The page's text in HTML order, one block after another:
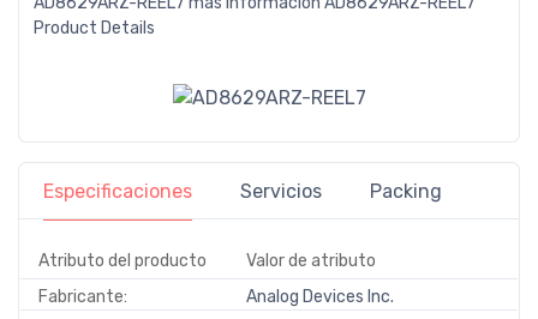
Product Details
Especificaciones Servicios Packing
Atributo del producto
Valor de atributo
Fabricante:
Analog Devices Inc.